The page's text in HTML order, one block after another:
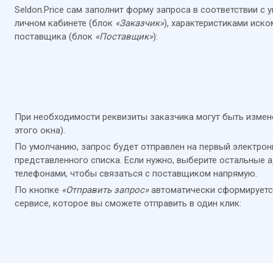
Seldon.Price сам заполнит форму запроса в соответствии с
личном кабинете (блок «Заказчик»), характеристиками
поставщика (блок «Поставщик»):
При необходимости реквизиты заказчика могут быть
этого окна).
По умолчанию, запрос будет отправлен на первый
представленного списка. Если нужно, выберите остальные
телефонами, чтобы связаться с поставщиком напрямую.
По кнопке «Отправить запрос»автоматически
сервисе, которое вы сможете отправить в один клик: